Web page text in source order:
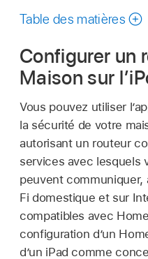
ce
Table des matières
Configurer un
Maison sur
Vous pouvez utiliser
la sécurité de votre
autorisant un routeur
services avec lesquels
peuvent communiquer,
Fi domestique et sur
compatibles avec
configuration d’un
d’un iPad comme